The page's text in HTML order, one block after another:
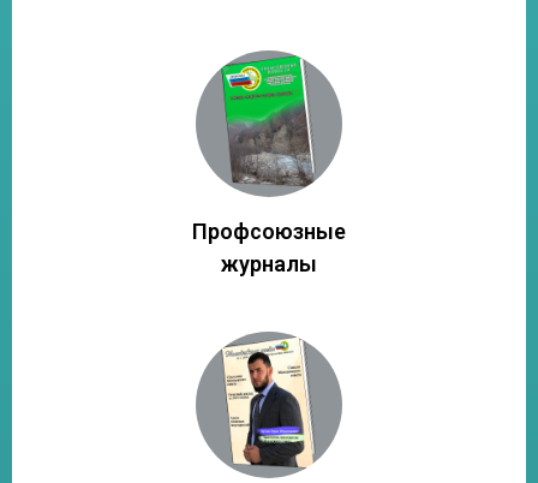
Профсоюзные
журналы